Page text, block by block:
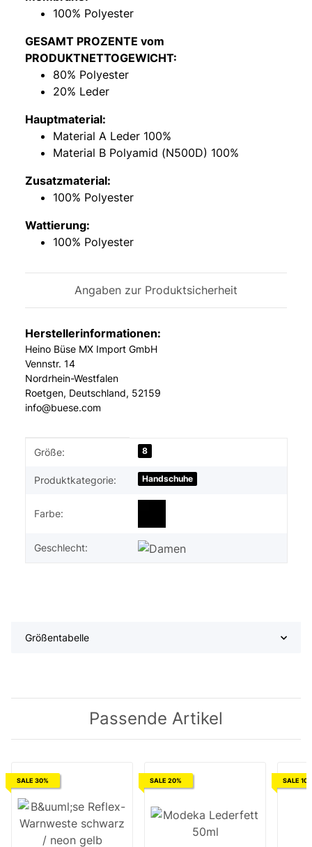
100% Polyester
GESAMT PROZENTE vom
PRODUKTNETTOGEWICHT:
80% Polyester
20% Leder
Hauptmaterial:
Material A Leder 100%
Material B Polyamid (N500D) 100%
Zusatzmaterial:
100% Polyester
Wattierung:
100% Polyester
Angaben zur Produktsicherheit
Herstellerinformationen:
Heino Büse MX Import GmbH
Vennstr. 14
Nordrhein-Westfalen
Roetgen, Deutschland, 52159
info@buese.com
Produkteigenschaft
Wert
Größe: 8
Produktkategorie: Handschuhe
Farbe:
Geschlecht:
Größentabelle
Passende Artikel
SALE 30% SALE 20% SALE